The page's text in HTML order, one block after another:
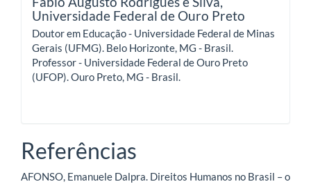
Universidade Federal de Ouro Preto
Doutor em Educação - Universidade Federal de Minas
Gerais (UFMG). Belo Horizonte, MG - Brasil.
Professor - Universidade Federal de Ouro Preto
(UFOP). Ouro Preto, MG - Brasil.
Referências
AFONSO, Emanuele Dalpra. Direitos Humanos no Brasil – o